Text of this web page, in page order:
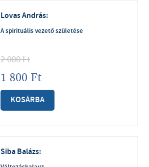
Lovas András:
A spirituális vezető születése
2 000Ft
1 800 Ft
KOSÁRBA
Siba Balázs: